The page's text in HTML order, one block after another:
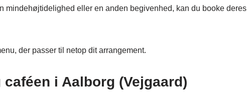
mindehøjtidelighed eller en anden begivenhed, kan du booke deres
der passer til netop dit arrangement.
i Aalborg (Vejgaard)